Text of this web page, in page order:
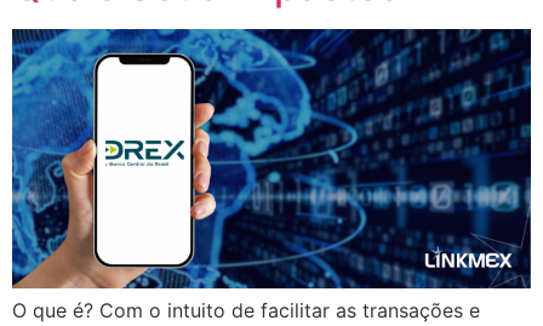
O que é? Com o intuito de facilitar as transações e